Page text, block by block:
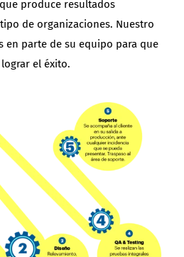
produce resultados
de organizaciones. Nuestro
en parte de su equipo para que
el éxito.